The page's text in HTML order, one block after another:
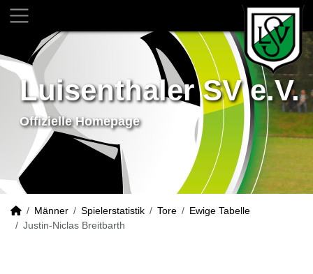
Luisenthaler SV e.V.
Offizielle Homepage
Männer Spielerstatistik Tore
Ewige Tabelle
Justin-Niclas Breitbarth